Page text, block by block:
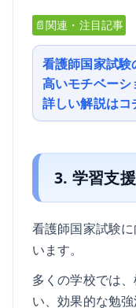
📄関連・注目記事
看護師国家試
高いモチベー
詳しい解説はコ
3. 学習支
看護師国家試験
います。
多くの学校では
い、効果的な勉強